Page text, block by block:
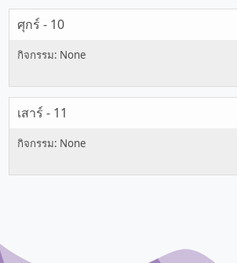
ศุกร์ - 10
เสาร์ - 11